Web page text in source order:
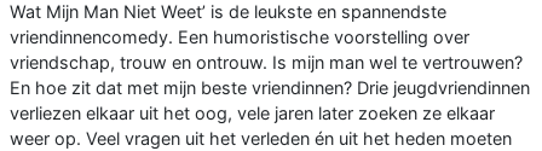
Wat Mijn Man Niet Weet’ is de leukste en spannendste
vriendinnencomedy. Een humoristische voorstelling over
vriendschap, trouw en ontrouw. Is mijn man wel te vertrouwen?
En hoe zit dat met mijn beste vriendinnen? Drie jeugdvriendinnen
verliezen elkaar uit het oog, vele jaren later zoeken ze elkaar
weer op. Veel vragen uit het verleden én uit het heden moeten